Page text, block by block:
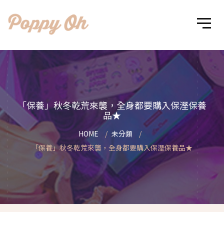
「保養」秋冬乾荒來襲，全身都要購入保溼保養
品★
HOME
未分類
「保養」秋冬乾荒來襲，全身都要購入保溼保養品★